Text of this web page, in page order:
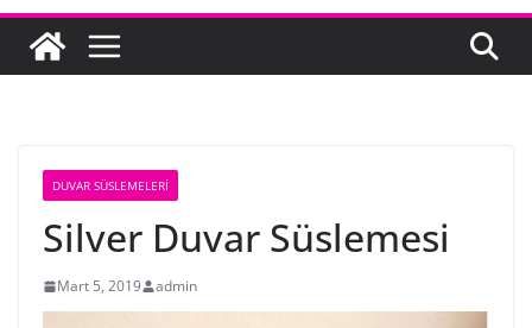
DUVAR SÜSLEMELERI
Silver Duvar Süslemesi
Mart 5, 2019 admin